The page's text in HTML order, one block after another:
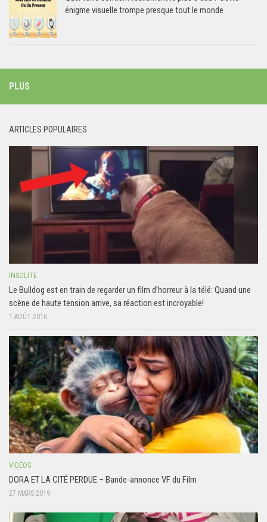
énigme visuelle trompe presque tout le monde
PLUS
ARTICLES POPULAIRES
INSOLITE
Le Bulldog est en train de regarder un film d’horreur à la télé: Quand une
scène de haute tension arrive, sa réaction est incroyable!
1 AOÛT 2016
VIDÉOS
DORA ET LA CITÉ PERDUE – Bande-annonce VF du Film
27 MARS 2019